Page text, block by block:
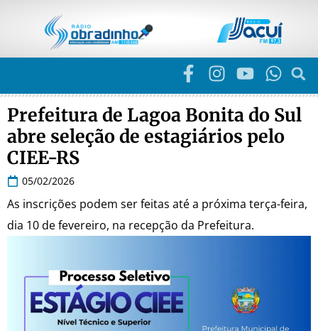
Prefeitura de Lagoa Bonita do Sul
abre seleção de estagiários pelo
CIEE-RS
05/02/2026
As inscrições podem ser feitas até a próxima terça-feira,
dia 10 de fevereiro, na recepção da Prefeitura.